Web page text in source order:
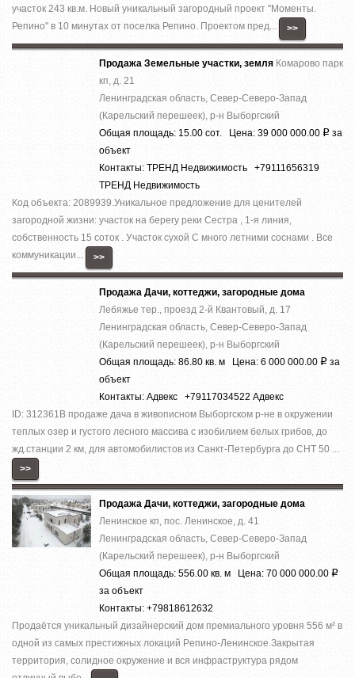
участок 243 кв.м. Новый уникальный загородный проект ''Моменты.
Репино'' в 10 минутах от поселка Репино. Проектом пред...
>>
Продажа Земельные участки, земля Комарово парк
кп, д. 21
Ленинградская область, Север-Северо-Запад
(Карельский перешеек), р-н Выборгский
Общая площадь: 15.00 сот. Цена: 39 000 000.00 Р за
объект
Контакты: ТРЕНД Недвижимость +79111656319
ТРЕНД Недвижимость
Код объекта: 2089939.Уникальное предложение для ценителей
загородной жизни: участок на берегу реки Сестра , 1-я линия,
собственность 15 соток . Участок сухой С много летними соснами . Все
коммуникации...
>>
Продажа Дачи, коттеджи, загородные дома
Лебяжье тер., проезд 2-й Квантовый, д. 17
Ленинградская область, Север-Северо-Запад
(Карельский перешеек), р-н Выборгский
Общая площадь: 86.80 кв. м Цена: 6 000 000.00 Р за
объект
Контакты: Адвекс +79117034522 Адвекс
ID: 312361В продаже дача в живописном Выборгском р-не в окружении
теплых озер и густого лесного массива с изобилием белых грибов, до
жд.станции 2 км, для автомобилистов из Санкт-Петербурга до СНТ 50 ...
>>
Продажа Дачи, коттеджи, загородные дома
Ленинское кп, пос. Ленинское, д. 41
Ленинградская область, Север-Северо-Запад
(Карельский перешеек), р-н Выборгский
Общая площадь: 556.00 кв. м Цена: 70 000 000.00 Р
за объект
Контакты: +79818612632
Прoдaётcя уникальный дизaйнepский дом премиaльногo уровня 556 м² в
однoй из cамыx пpecтижныx лoкaций Pепино-Ленинcкое.Зaкpытая
теppитория, cолиднoе окружeние и вcя инфраcтруктура рядом